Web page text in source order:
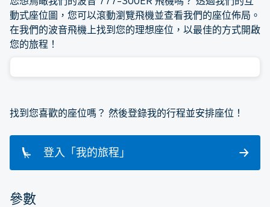
動式座位圖，您可以滾動瀏覽飛機並查看我們的座位佈局。
在我們的波音飛機上找到您的理想座位，以最佳的方式開啟
您的旅程！
找到您喜歡的座位嗎？ 然後登錄我的行程並安排座位！
登入「我的旅程」
參數